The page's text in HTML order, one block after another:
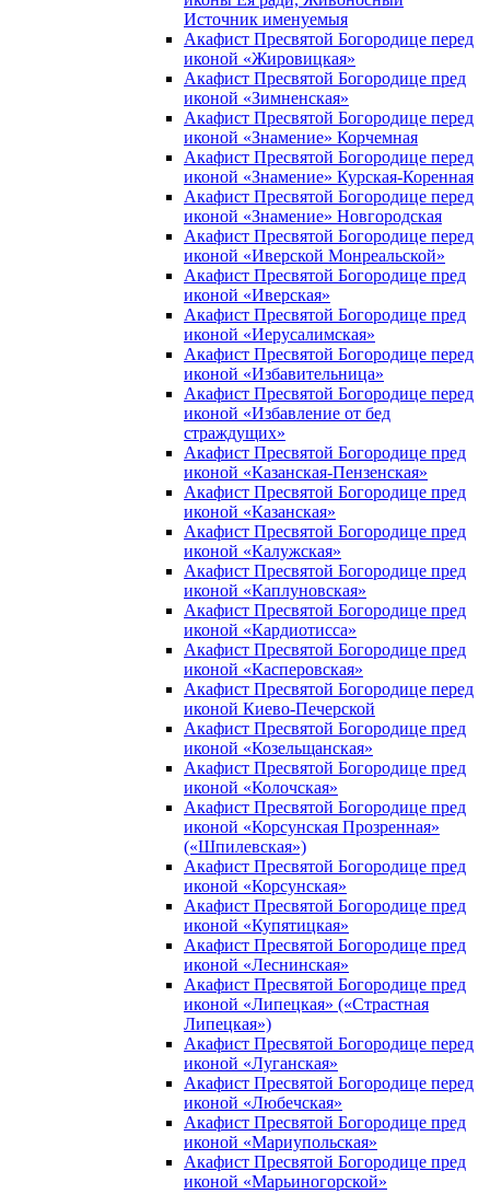
Источник именуемыя
Акафист Пресвятой Богородице перед
иконой «Жировицкая»
Акафист Пресвятой Богородице пред
иконой «Зимненская»
Акафист Пресвятой Богородице перед
иконой «Знамение» Корчемная
Акафист Пресвятой Богородице перед
иконой «Знамение» Курская-Коренная
Акафист Пресвятой Богородице перед
иконой «Знамение» Новгородская
Акафист Пресвятой Богородице перед
иконой «Иверской Монреальской»
Акафист Пресвятой Богородице пред
иконой «Иверская»
Акафист Пресвятой Богородице пред
иконой «Иерусалимская»
Акафист Пресвятой Богородице перед
иконой «Избавительница»
Акафист Пресвятой Богородице перед
иконой «Избавление от бед
страждущих»
Акафист Пресвятой Богородице пред
иконой «Казанская-Пензенская»
Акафист Пресвятой Богородице пред
иконой «Казанская»
Акафист Пресвятой Богородице пред
иконой «Калужская»
Акафист Пресвятой Богородице пред
иконой «Каплуновская»
Акафист Пресвятой Богородице пред
иконой «Кардиотисса»
Акафист Пресвятой Богородице пред
иконой «Касперовская»
Акафист Пресвятой Богородице перед
иконой Киево-Печерской
Акафист Пресвятой Богородице пред
иконой «Козельщанская»
Акафист Пресвятой Богородице пред
иконой «Колочская»
Акафист Пресвятой Богородице пред
иконой «Корсунская Прозренная»
(«Шпилевская»)
Акафист Пресвятой Богородице пред
иконой «Корсунская»
Акафист Пресвятой Богородице пред
иконой «Купятицкая»
Акафист Пресвятой Богородице пред
иконой «Леснинская»
Акафист Пресвятой Богородице пред
иконой «Липецкая» («Страстная
Липецкая»)
Акафист Пресвятой Богородице перед
иконой «Луганская»
Акафист Пресвятой Богородице перед
иконой «Любечская»
Акафист Пресвятой Богородице пред
иконой «Мариупольская»
Акафист Пресвятой Богородице пред
иконой «Марьиногорской»